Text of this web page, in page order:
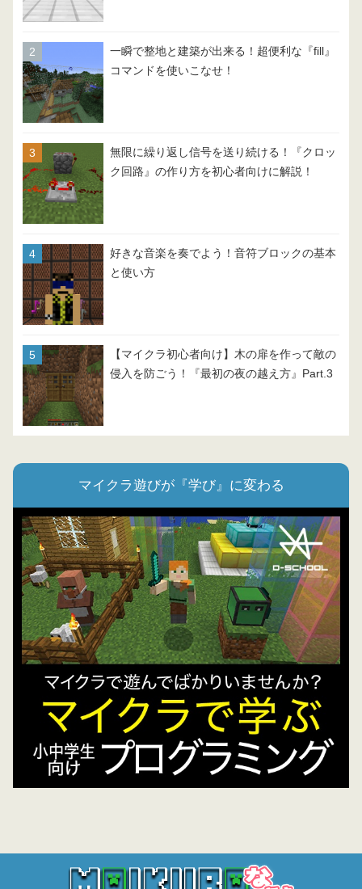
一瞬で整地と建築が出来る！超便利な『fill』
コマンドを使いこなせ！
無限に繰り返し信号を送り続ける！『クロッ
ク回路』の作り方を初心者向けに解説！
好きな音楽を奏でよう！音符ブロックの基本
と使い方
【マイクラ初心者向け】木の扉を作って敵の
侵入を防ごう！『最初の夜の越え方』Part.3
マイクラ遊びが『学び』に変わる